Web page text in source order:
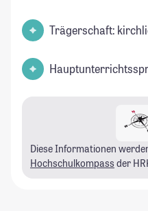
Trägerschaft:
Diese Informationen
Hochschulkompass der